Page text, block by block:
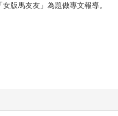
版馬友友」為題做專文報導。